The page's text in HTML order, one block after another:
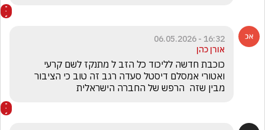
16:32 - 06.05.2026
אורן כהן
מבין שזה  הרפש של החברה הישראלית